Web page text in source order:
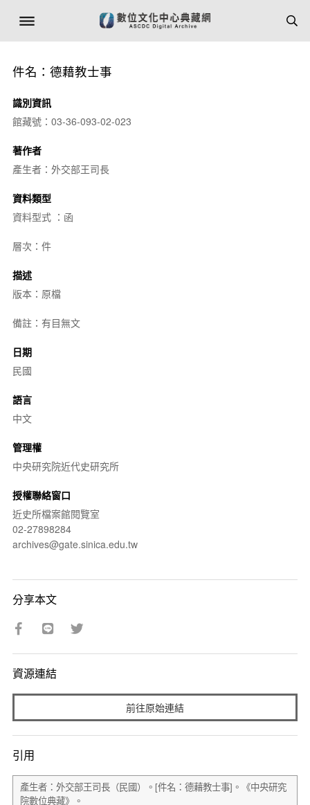
件名：德藉教士事
識別資訊
館藏號：03-36-093-02-023
著作者
產生者：外交部王司長
資料類型
資料型式 ：函
層次：件
描述
版本：原檔
備註：有目無文
日期
民國
語言
中文
管理權
中央研究院近代史研究所
授權聯絡窗口
近史所檔案館閱覽室
02-27898284
archives@gate.sinica.edu.tw
分享本文
資源連結
前往原始連結
引用